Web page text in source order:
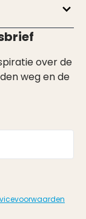
over de
weg en de